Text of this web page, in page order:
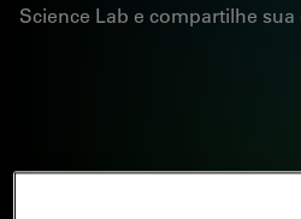
Science Lab e compartilhe